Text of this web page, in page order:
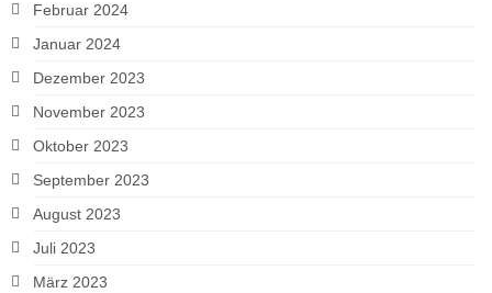
Februar 2024
Januar 2024
Dezember 2023
November 2023
Oktober 2023
September 2023
August 2023
Juli 2023
März 2023